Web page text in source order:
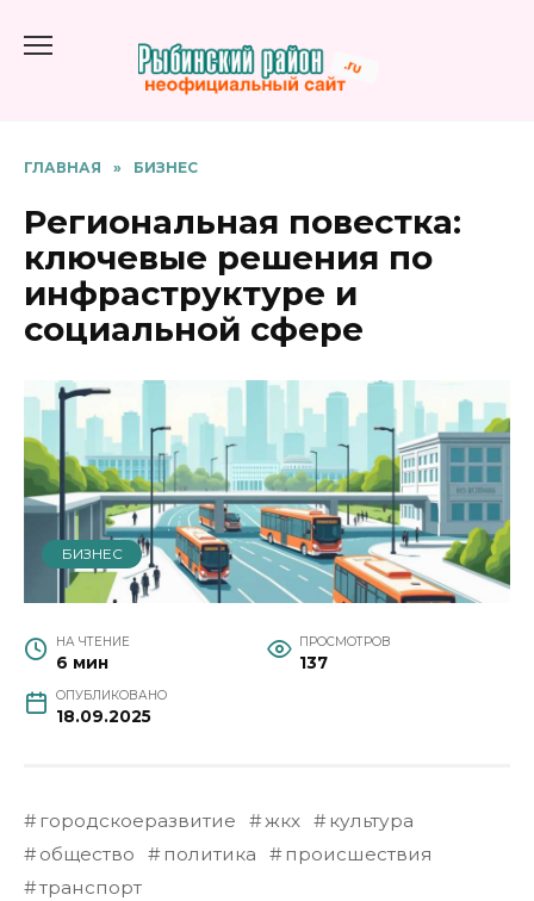
содержанию
ГЛАВНАЯ » БИЗНЕС
Региональная повестка:
ключевые решения по
инфраструктуре и
социальной сфере
БИЗНЕС
НА ЧТЕНИЕ
6 мин
ПРОСМОТРОВ
137
ОПУБЛИКОВАНО
18.09.2025
городскоеразвитие жкх
культура
общество
политика
происшествия
транспорт